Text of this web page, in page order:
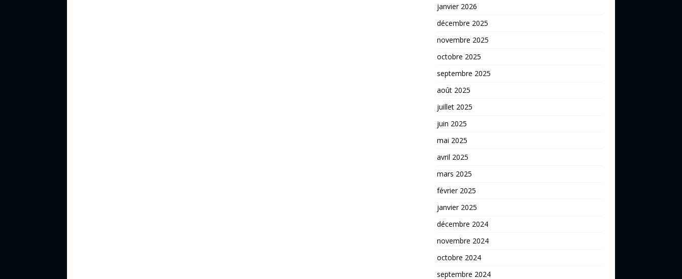
janvier 2026
décembre 2025
novembre 2025
octobre 2025
septembre 2025
août 2025
juillet 2025
juin 2025
mai 2025
avril 2025
mars 2025
février 2025
janvier 2025
décembre 2024
novembre 2024
octobre 2024
septembre 2024